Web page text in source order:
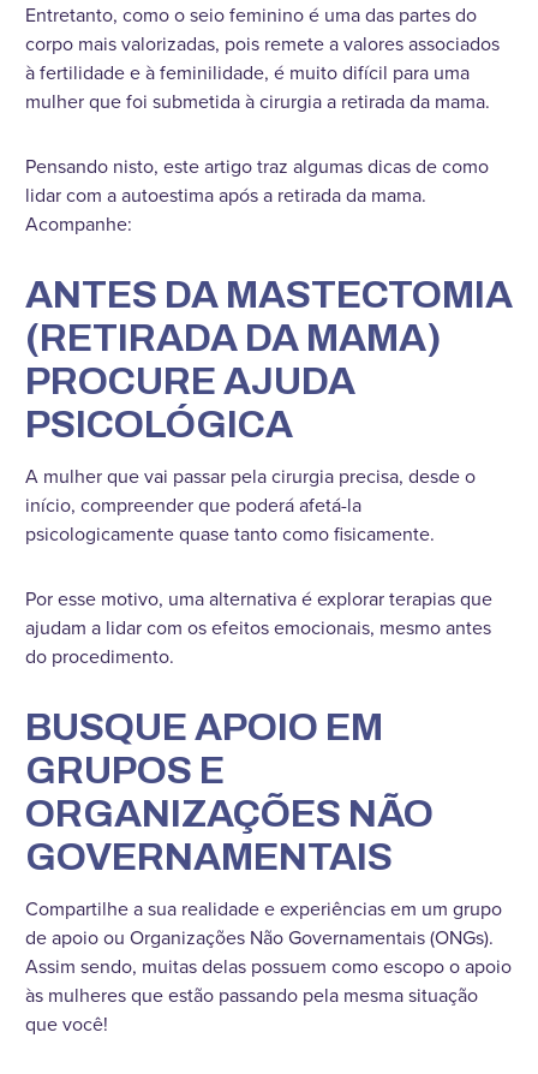
Entretanto, como o seio feminino é uma das partes do
corpo mais valorizadas, pois remete a valores associados
à fertilidade e à feminilidade, é muito difícil para uma
mulher que foi submetida à cirurgia a retirada da mama.
Pensando nisto, este artigo traz algumas dicas de como
lidar com a autoestima após a retirada da mama.
Acompanhe:
ANTES DA MASTECTOMIA
(RETIRADA DA MAMA)
PROCURE AJUDA
PSICOLÓGICA
A mulher que vai passar pela cirurgia precisa, desde o
início, compreender que poderá afetá-la
psicologicamente quase tanto como fisicamente.
Por esse motivo, uma alternativa é explorar terapias que
ajudam a lidar com os efeitos emocionais, mesmo antes
do procedimento.
BUSQUE APOIO EM
GRUPOS E
ORGANIZAÇÕES NÃO
GOVERNAMENTAIS
Compartilhe a sua realidade e experiências em um grupo
de apoio ou Organizações Não Governamentais (ONGs).
Assim sendo, muitas delas possuem como escopo o apoio
às mulheres que estão passando pela mesma situação
que você!